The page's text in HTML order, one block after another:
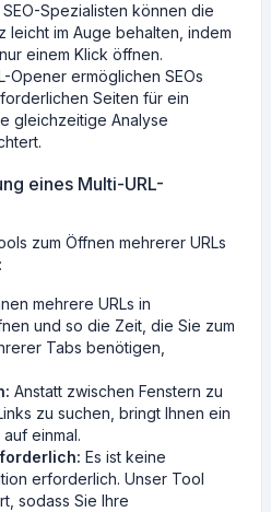
SEO-Spezialisten können die
leicht im Auge behalten, indem
einem Klick öffnen.
Opener ermöglichen SEOs
Seiten für ein
gleichzeitige Analyse
eines Multi-URL-
zum Öffnen mehrerer URLs
mehrere URLs in
und so die Zeit, die Sie zum
Tabs benötigen,
Anstatt zwischen Fenstern zu
zu suchen, bringt Ihnen ein
einmal.
Es ist keine
erforderlich. Unser Tool
sodass Sie Ihre